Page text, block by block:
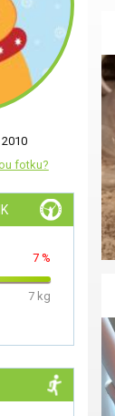
fotku?
7 %
7 kg